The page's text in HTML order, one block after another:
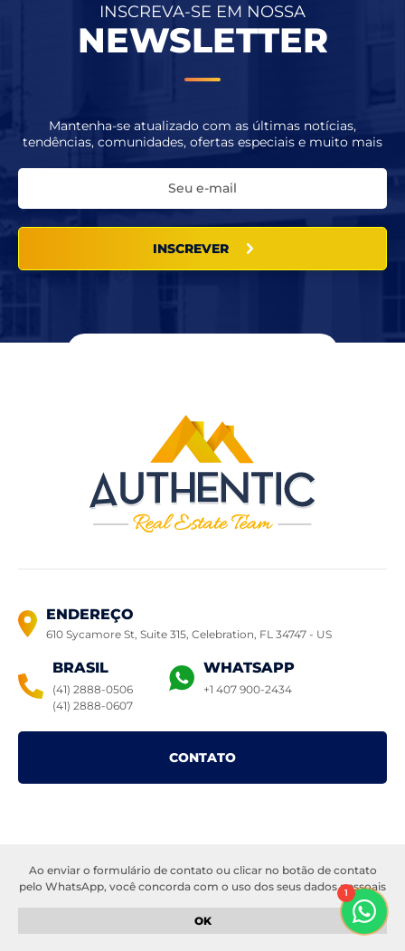
INSCREVA-SE EM NOSSA
NEWSLETTER
Mantenha-se atualizado com as últimas notícias,
tendências, comunidades, ofertas especiais e muito mais
INSCREVER
ENDEREÇO
610 Sycamore St, Suite 315, Celebration, FL 34747 - US
BRASIL
(41) 2888-0506
(41) 2888-0607
WHATSAPP
+1 407 900-2434
CONTATO
© 2022 Casas à venda Orlando. Todos os direitos reservados –
Política de privacidade–Sitemap–Casas à venda Orlando
1
Ao enviar o formulário de contato ou clicar no botão de contato
pelo WhatsApp, você concorda com o uso dos seus dados pessoais
para fins de comunicação e atendimento. Seus dados serão
tratados de acordo com a nossapolítica de privacidade
. Garantimos
que suas informações serão mantidas em sigilo e não serão
OK